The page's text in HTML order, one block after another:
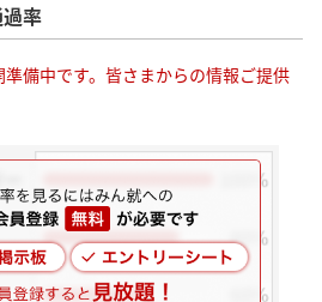
率
備中です。皆さまからの情報ご提供